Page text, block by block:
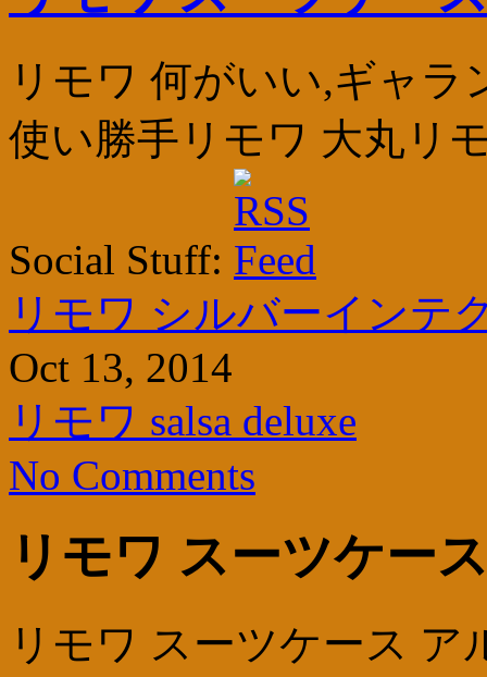
リモワ 何がいい,ギャ
使い勝手リモワ 大丸リ
Social Stuff:
リモワ シルバーインテ
Oct 13, 2014
リモワ salsa deluxe
No Comments
リモワ スーツケー
リモワ スーツケース